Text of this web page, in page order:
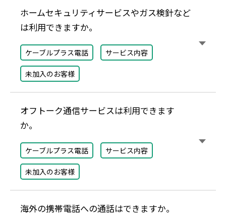
ホームセキュリティサービスやガス検針など
は利用できますか。
ケーブルプラス電話 サービス内容
未加入のお客様
オフトーク通信サービスは利用できます
か。
ケーブルプラス電話 サービス内容
未加入のお客様
海外の携帯電話への通話はできますか。